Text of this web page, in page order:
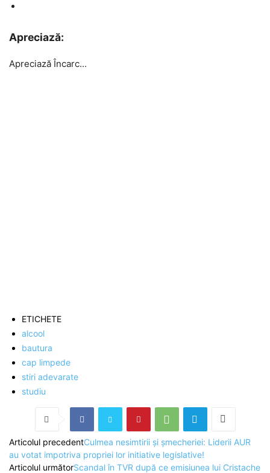
Apreciază:
Apreciază Încarc...
ETICHETE
alcool
bautura
cap limpede
stiri adevarate
studiu
Articolul precedentCulmea nesimtirii și șmecheriei: Liderii AUR
au votat impotriva propriei lor initiative legislative!
Articolul următorScandal în TVR după ce emisiunea lui Cristache